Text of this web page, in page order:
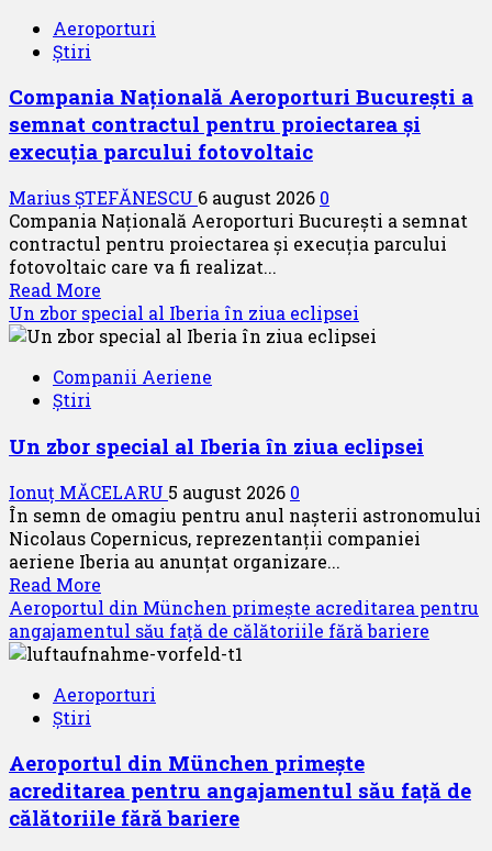
peste
de
pasageri
transportati
în
prima
jumătate
a
anului
Aeroporturi
Știri
Compania Națională Aeroporturi București a
semnat contractul pentru proiectarea și
execuția parcului fotovoltaic
Marius ȘTEFĂNESCU 6 august 2026 0
Compania Națională Aeroporturi București a semnat
contractul pentru proiectarea și execuția parcului
fotovoltaic care va fi realizat...
Read More
more
about
Națională
a
contractul
pentru
proiectarea
și
execuția
parcului
fotovoltaic
Un zbor special al Iberia în ziua eclipsei
Companii Aeriene
Știri
Un zbor special al Iberia în ziua eclipsei
Ionuț MĂCELARU 5 august 2026 0
În semn de omagiu pentru anul nașterii astronomului
Nicolaus Copernicus, reprezentanții companiei
aeriene Iberia au anunțat organizare...
Read More
more
about
Un
special
în
ziua
eclipsei
Aeroportul din München primește acreditarea pentru
angajamentul său față de călătoriile fără bariere
Aeroporturi
Știri
Aeroportul din München primește
acreditarea pentru angajamentul său față de
călătoriile fără bariere